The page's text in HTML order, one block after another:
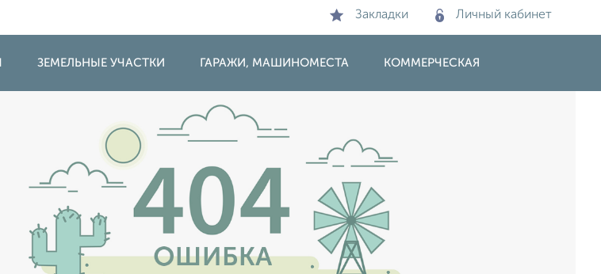
Закладки Личный кабинет
ЗЕМЕЛЬНЫЕ УЧАСТКИ ГАРАЖИ, МАШИНОМЕСТА КОММЕРЧЕСКАЯ